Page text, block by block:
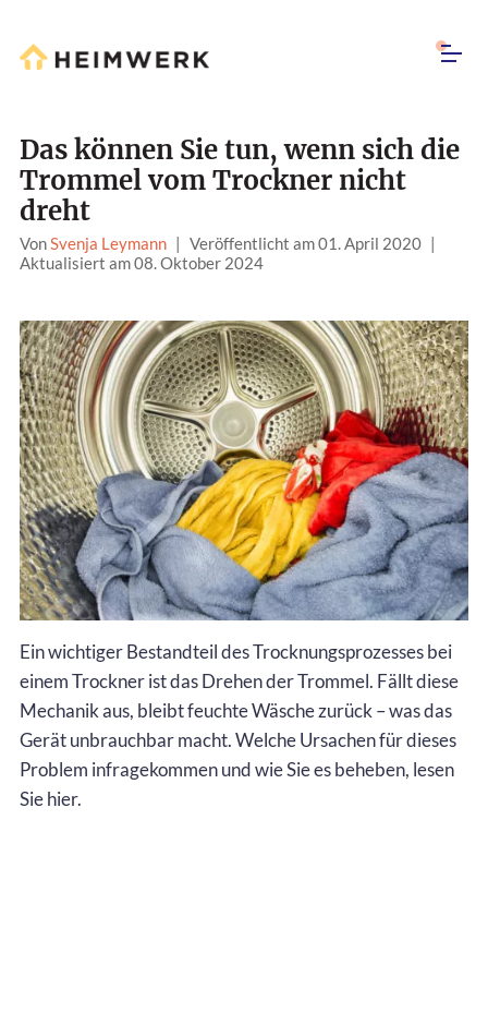
Das können Sie tun, wenn sich die
Trommel vom Trockner nicht
dreht
VonSvenja Leymann | Veröffentlicht am 01. April 2020 |
Aktualisiert am 08. Oktober 2024
Ein wichtiger Bestandteil des Trocknungsprozesses bei
einem Trockner ist das Drehen der Trommel. Fällt diese
Mechanik aus, bleibt feuchte Wäsche zurück – was das
Gerät unbrauchbar macht. Welche Ursachen für dieses
Problem infragekommen und wie Sie es beheben, lesen
Sie hier.